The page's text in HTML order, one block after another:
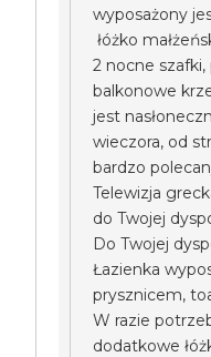
wyposażony
łóżko
2 nocne
balkonowe
jest
wieczora, od
bardzo
Telewizja
do Twojej
Do Twojej
Łazienka
prysznicem,
W razie
dodatkowe